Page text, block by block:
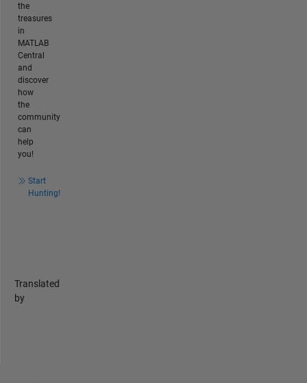
the
treasures
in
MATLAB
Central
and
discover
how
the
community
can
help
you!
Start
Hunting!
Translated
by